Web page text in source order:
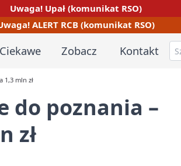
Uwaga! Upał (komunikat RSO)
ALERT RCB (komunikat RSO)
Ciekawe Zobacz Kontakt
1,3 mln zł
do poznania –
zł